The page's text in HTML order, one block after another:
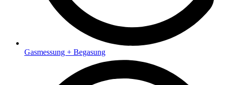
Gasmessung + Begasung